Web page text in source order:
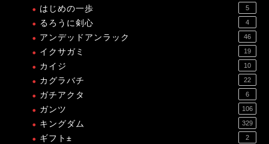
はじめの一歩 5
るろうに剣心 4
アンデッドアンラック 46
イクサガミ 19
カイジ 10
カグラバチ 22
ガチアクタ 6
ガンツ 106
キングダム 329
ギフト± 2